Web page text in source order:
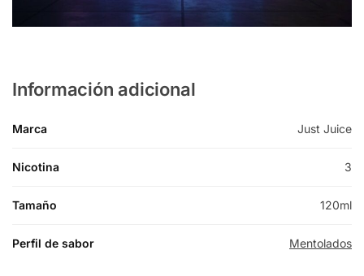
Información adicional
Marca Just Juice
Nicotina 3
Tamaño 120ml
Perfil de sabor Mentolados